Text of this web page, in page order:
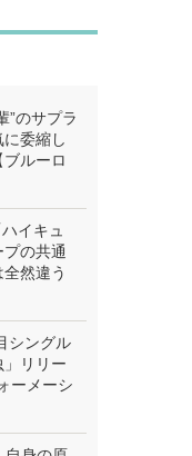
”のサプラ
委縮し
ルーロ
イキュ
の共通
然違う
シングル
」リリー
ーメーシ